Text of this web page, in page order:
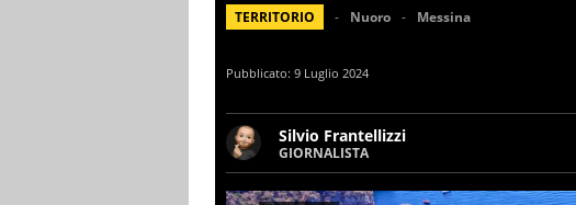
TERRITORIO Nuoro Messina
Pubblicato: 9 Luglio 2024
Silvio Frantellizzi
GIORNALISTA
Giornalista pubblicista. Da oltre dieci
scrivendo di sport, attualità, cronaca,